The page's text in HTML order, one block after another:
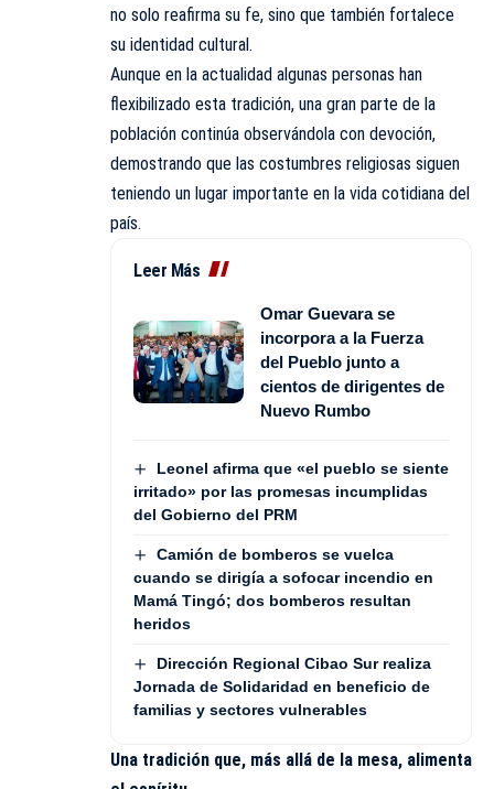
no solo reafirma su fe, sino que también fortalece
su identidad cultural.
Aunque en la actualidad algunas personas han
flexibilizado esta tradición, una gran parte de la
población continúa observándola con devoción,
demostrando que las costumbres religiosas siguen
teniendo un lugar importante en la vida cotidiana del
país.
Leer Más
Omar Guevara se
incorpora a la Fuerza
del Pueblo junto a
cientos de dirigentes de
Nuevo Rumbo
Leonel afirma que «el pueblo se siente
irritado» por las promesas incumplidas
del Gobierno del PRM
Camión de bomberos se vuelca
cuando se dirigía a sofocar incendio en
Mamá Tingó; dos bomberos resultan
heridos
Dirección Regional Cibao Sur realiza
Jornada de Solidaridad en beneficio de
familias y sectores vulnerables
Una tradición que, más allá de la mesa, alimenta